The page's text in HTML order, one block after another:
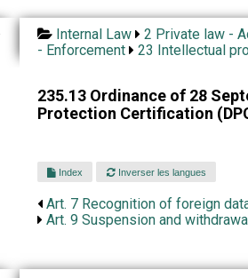
Internal Law
2 Private law -
- Enforcement
23 Intellectual
235.13 Ordinance of 28
Protection Certification
Index Inverser les langues
Art. 7 Recognition of foreign
Art. 9 Suspension and